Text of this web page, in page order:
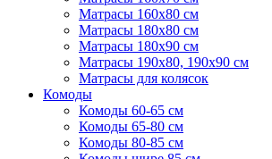
Матрасы 160х80 см
Матрасы 180х80 см
Матрасы 180х90 см
Матрасы 190х80, 190х90 см
Матрасы для колясок
Комоды
Комоды 60-65 см
Комоды 65-80 см
Комоды 80-85 см